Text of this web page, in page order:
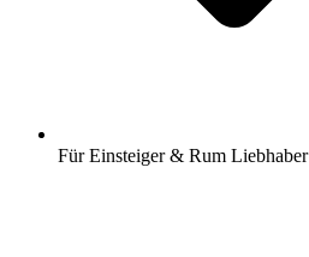
Für Einsteiger & Rum Liebhaber